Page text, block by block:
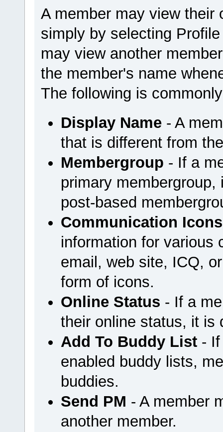
A member may view their
simply by selecting
may view another
the member's name
The following is
Display Name- A
that is different from
Membergroup - If a
primary
post-based
Communication Icons
information for various
email, web site, ICQ,
form of icons.
Online Status - If a
their online status, it is
Add To Buddy List- If
enabled buddy lists,
buddies.
Send PM - A member
another member.